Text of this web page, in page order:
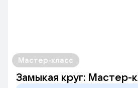
Мастер-класс
Замыкая круг: Мастер-